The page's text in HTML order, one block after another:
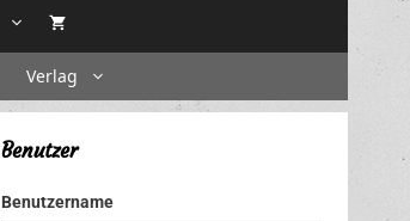
Verlag
Benutzer
Benutzername